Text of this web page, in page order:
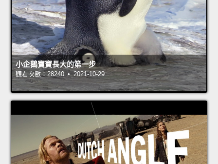
小企鵝寶寶長大的第一步
觀看次數：28240 • 2021-10-29